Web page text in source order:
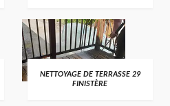
NETTOYAGE DE TERRASSE 29
FINISTÈRE